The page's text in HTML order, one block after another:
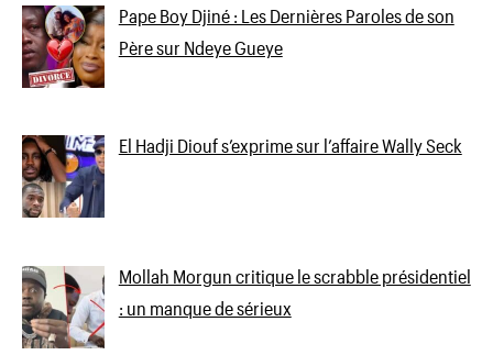
Pape Boy Djiné : Les Dernières Paroles de son
Père sur Ndeye Gueye
El Hadji Diouf s’exprime sur l’affaire Wally Seck
Mollah Morgun critique le scrabble présidentiel
: un manque de sérieux